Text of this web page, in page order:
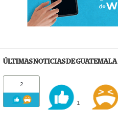
ÚLTIMAS NOTICIAS DE GUATEMALA
2
1